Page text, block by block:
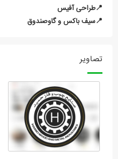
📍طراحی آفیس
📍سیف باکس و گاوصندوق
تصاویر